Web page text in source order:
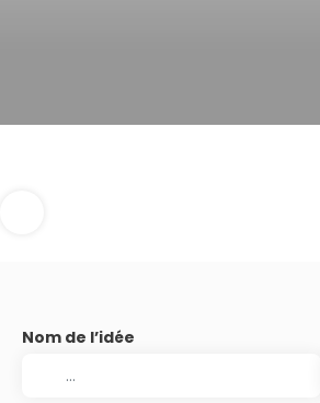
Nom de l’idée